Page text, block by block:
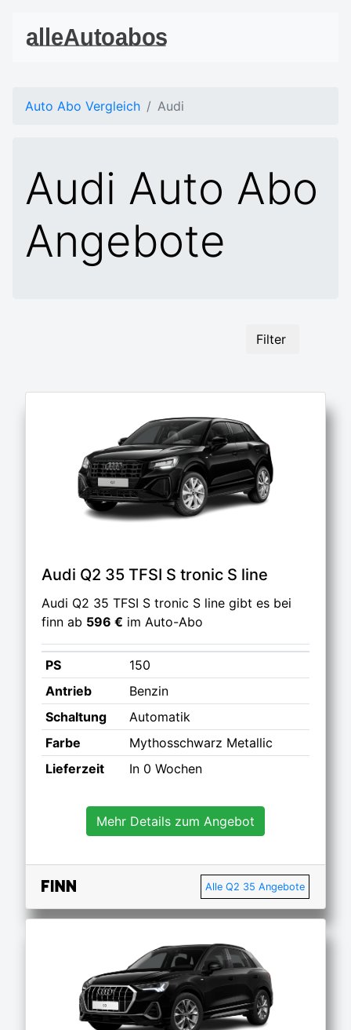
Auto Abo Vergleich Audi
Audi Auto Abo
Angebote
Filter
Audi Q2 35 TFSI S tronic S line
Audi Q2 35 TFSI S tronic S line gibt es bei
finn ab 596 € im Auto-Abo
PS
150
Antrieb
Benzin
Schaltung
Automatik
Farbe
Mythosschwarz Metallic
Lieferzeit
In 0 Wochen
Mehr Details zum Angebot
Alle Q2 35 Angebote